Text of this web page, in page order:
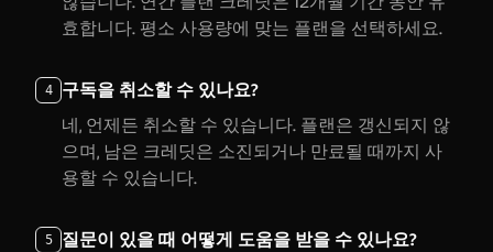
효합니다. 평소 사용량에 맞는 플랜을 선택하세요.
4
구독을 취소할 수 있나요?
네, 언제든 취소할 수 있습니다. 플랜은 갱신되지 않
으며, 남은 크레딧은 소진되거나 만료될 때까지 사
용할 수 있습니다.
5
질문이 있을 때 어떻게 도움을 받을 수 있나요?